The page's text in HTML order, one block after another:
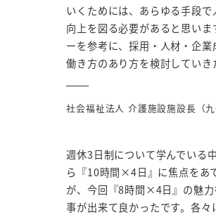
いくためには、あらゆる手段
向上を図る必要があると思いま
ーを参考に、採用・人材・企業
働き方のあり方を検討していき
社会福祉法人 介護施設施設長（九
週休3日制について学んでいる
ら『10時間×4日』に焦点をあ
が、今回『8時間×4日』の魅力
事が出来て良かったです。各々